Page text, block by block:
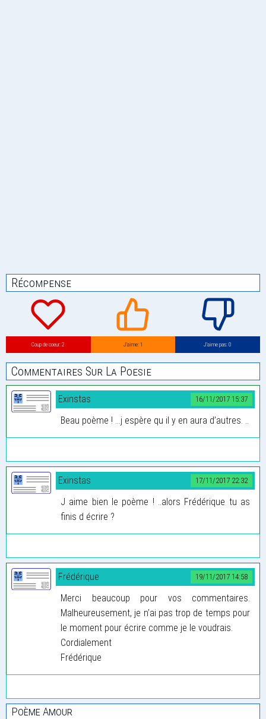
Récompense
Coup de coeur: 2 J’aime: 1 J’aime pas: 0
Commentaires Sur La Poesie
16/11/2017 15:37
Exinstas
Beau poème ! ...j espère qu il y en aura d’autres. ..
17/11/2017 22:32
Exinstas
J aime bien le poème ! ..alors Frédérique tu as
finis d écrire ?
19/11/2017 14:58
Frédérique
Merci beaucoup pour vos commentaires.
Malheureusement, je n’ai pas trop de temps pour
le moment pour écrire comme je le voudrais.
Cordialement
Frédérique
Poème Amour